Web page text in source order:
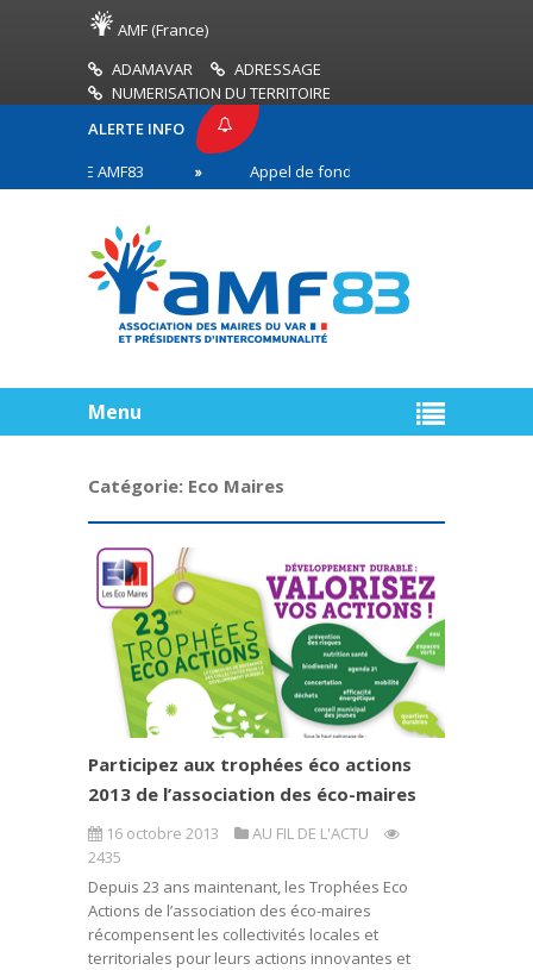
AMF (France)
ADAMAVAR
ADRESSAGE
NUMERISATION DU TERRITOIRE
ALERTE INFO
PRESSE AMF83
Appel de fonds incendies de forêt
en première ligne
Menu
Catégorie: Eco Maires
Participez aux trophées éco actions
2013 de l’association des éco-maires
16 octobre 2013
AU FIL DE L'ACTU
2435
Depuis 23 ans maintenant, les Trophées Eco
Actions de l’association des éco-maires
récompensent les collectivités locales et
territoriales pour leurs actions innovantes et